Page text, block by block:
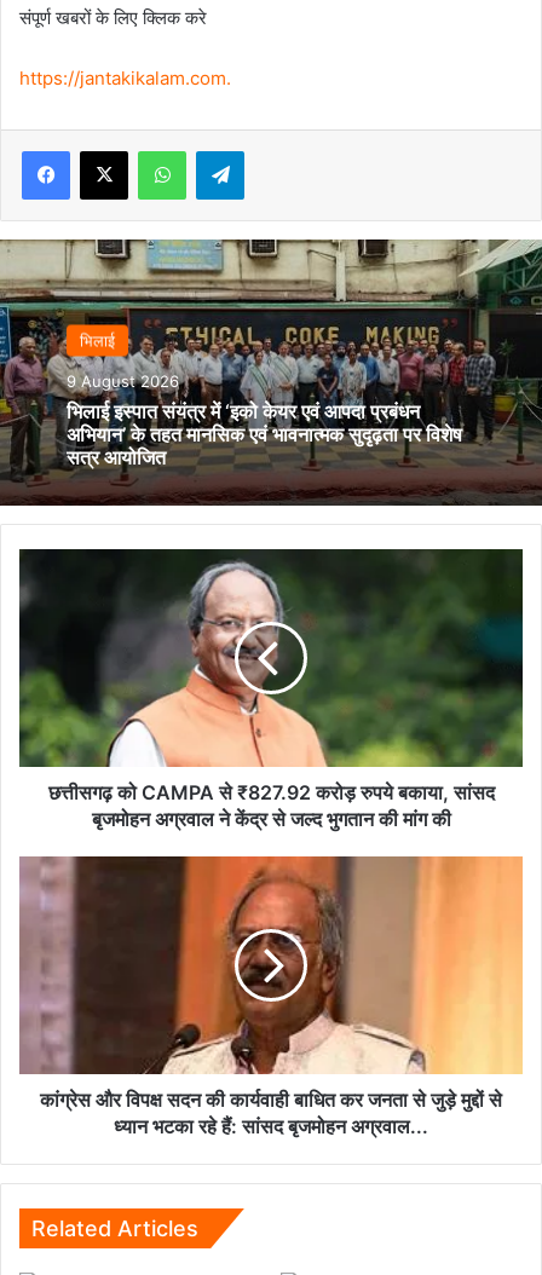
संपूर्ण खबरों के लिए क्लिक करे
https://jantakikalam.com.
Facebook
X WhatsAppTelegram
भिलाई
9 August 2026
भिलाई इस्पात संयंत्र में ‘इको केयर एवं आपदा प्रबंधन
अभियान’ के तहत मानसिक एवं भावनात्मक सुदृढ़ता पर विशेष
सत्र आयोजित
को
CAMPA
करोड़
रुपये
बकाया,
सांसद
बृजमोहन
केंद्र
जल्द
की
छत्तीसगढ़ को CAMPA से ₹827.92 करोड़ रुपये बकाया, सांसद
बृजमोहन अग्रवाल ने केंद्र से जल्द भुगतान की मांग की
कांग्रेस
कार्यवाही
बाधित
जनता
भटका
रहे
कांग्रेस और विपक्ष सदन की कार्यवाही बाधित कर जनता से जुड़े मुद्दों से
ध्यान भटका रहे हैं: सांसद बृजमोहन अग्रवाल...
Related Articles